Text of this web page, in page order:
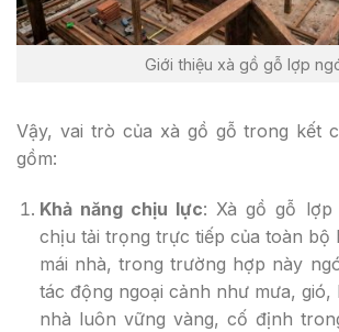
Giới thiệu xà gồ gỗ lợp
Vậy, vai trò của xà gồ gỗ trong kết
gồm:
Khả năng chịu lực: Xà gồ gỗ lợp
chịu tải trọng trực tiếp của toàn bộ
mái nhà, trong trường hợp này
tác động ngoại cảnh như mưa, gió,
nhà luôn vững vàng, cố định